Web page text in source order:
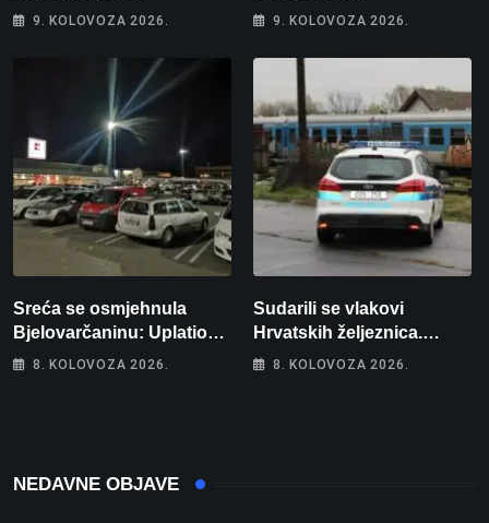
9. KOLOVOZA 2026. 9. KOLOVOZA 2026.
Sreća se osmjehnula
Bjelovarčaninu: Uplatio
samo 4 eura, a osvojio
8. KOLOVOZA 2026.
Sudarili se vlakovi
Hrvatskih željeznica.
Šestero osoba teško
8. KOLOVOZA 2026.
NEDAVNE OBJAVE